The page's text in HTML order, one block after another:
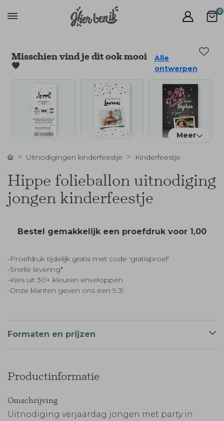
0
Misschien vind je dit ook mooi
🧡
Alle
ontwerpen
Meer
Uitnodigingen kinderfeestje Kinderfeestje
Hippe folieballon uitnodiging
jongen kinderfeestje
Bestel gemakkelijk een proefdruk voor 1,00
-Proefdruk tijdelijk gratis met code 'gratisproef'
-Snelle levering*
-Kies uit 30+ kleuren enveloppen
-Onze klanten geven ons een 9,3!
Formaten en prijzen
Productinformatie
Omschrijving
Uitnodiging verjaardag jongen met party in